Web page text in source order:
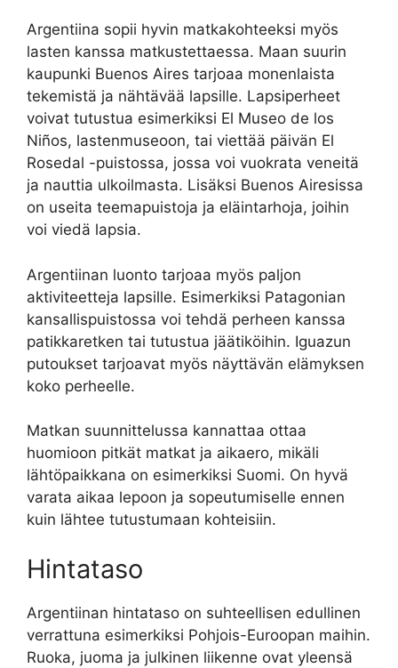
Argentiina sopii hyvin matkakohteeksi myös
lasten kanssa matkustettaessa. Maan suurin
kaupunki Buenos Aires tarjoaa monenlaista
tekemistä ja nähtävää lapsille. Lapsiperheet
voivat tutustua esimerkiksi El Museo de los
Niños, lastenmuseoon, tai viettää päivän El
Rosedal -puistossa, jossa voi vuokrata veneitä
ja nauttia ulkoilmasta. Lisäksi Buenos Airesissa
on useita teemapuistoja ja eläintarhoja, joihin
voi viedä lapsia.
Argentiinan luonto tarjoaa myös paljon
aktiviteetteja lapsille. Esimerkiksi Patagonian
kansallispuistossa voi tehdä perheen kanssa
patikkaretken tai tutustua jäätiköihin. Iguazun
putoukset tarjoavat myös näyttävän elämyksen
koko perheelle.
Matkan suunnittelussa kannattaa ottaa
huomioon pitkät matkat ja aikaero, mikäli
lähtöpaikkana on esimerkiksi Suomi. On hyvä
varata aikaa lepoon ja sopeutumiselle ennen
kuin lähtee tutustumaan kohteisiin.
Hintataso
Argentiinan hintataso on suhteellisen edullinen
verrattuna esimerkiksi Pohjois-Euroopan maihin.
Ruoka, juoma ja julkinen liikenne ovat yleensä